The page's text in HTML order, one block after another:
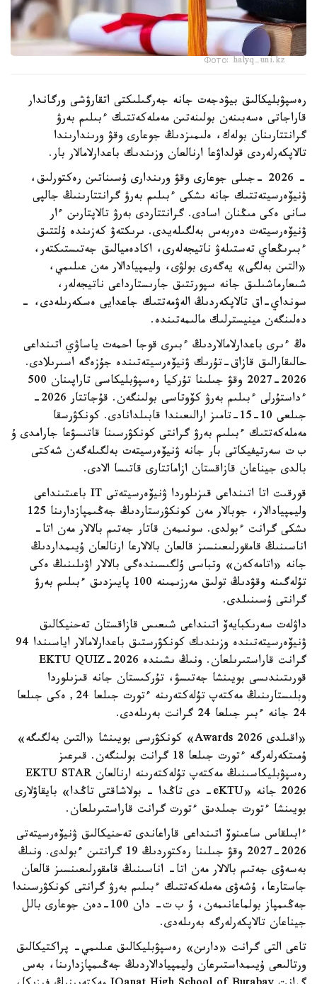
Фото: halyq-uni.kz
رەسپۋبليكالىق بيۋدجەت جانە جەرگىلىكتى اتقارۋشى ورگاندار
قاراجاتى ەسەبىنەن بولىنەتىن مەملەكەتتىك ءبىلىم بەرۋ
گرانتتارىنان بولەك، ەلىمىزدىڭ جوعارى وقۋ ورىندارىندا
تالاپكەرلەردى قولداۋعا ارنالعان وزىندىك باعدارلامالار بار.
- 2026 -جىلى جوعارى وقۋ ورىندارى ۇسىناتىن رەكتورلىق،
ۋنيۆەرسيتەتتىك جانە ىشكى ءبىلىم بەرۋ گرانتتارىنىڭ جالپى
سانى ەكى مىڭنان اسادى. گرانتتاردى بەرۋ تالاپتارىن ءار
ۋنيۆەرسيتەت دەربەس بەلگىلەيدى. ىرىكتەۋ كەزىندە ۇلتتىق
ءبىرىڭعاي تەستىلەۋ ناتيجەلەرى، اكادەميالىق جەتىستىكتەر،
«التىن بەلگى» يەگەرى بولۋى، وليمپيادالار مەن عىلىمي،
شىعارماشىلىق جانە سپورتتىق جارىستارداعى ناتيجەلەر،
سونداي-اق تالاپكەردىڭ الەۋمەتتىك جاعدايى ەسكەرىلەدى، -
دەلىنگەن مينيسترلىك مالىمەتىندە.
ەڭ ءىرى باعدارلامالاردىڭ ءبىرى قوجا احمەت ياساۋي اتىنداعى
حالىقارالىق قازاق-تۇرىك ۋنيۆەرسيتەتىندە جۇزەگە اسىرىلادى.
2026-2027 وقۋ جىلىنا تۇركيا رەسپۋبليكاسى تاراپىنان 500
ءداستۇرلى ءبىلىم بەرۋ كۆوتاسى بولىنگەن. قۇجاتتار 2026-
جىلعى 10-15-تامىز ارالىعىندا قابىلدانادى. كونكۋرسقا
مەملەكەتتىك ءبىلىم بەرۋ گرانتى كونكۋرسىنا قاتىسۋعا جارامدى ۇ
ب ت سەرتيفيكاتى بار جانە ۋنيۆەرسيتەت بەلگىلەگەن شەكتى
بالدى جيناعان قازاقستان ازاماتتارى قاتىسا الادى.
قورقىت اتا اتىنداعى قىزىلوردا ۋنيۆەرسيتەتى IT باعىتىنداعى
وليمپيادالار، جوبالار مەن كونكۋرستاردىڭ جەڭىمپازدارىنا 125
ىشكى گرانت ءبولدى. سونىمەن قاتار جەتىم بالالار مەن اتا-
اناسىنىڭ قامقورلىعىنسىز قالعان بالالارعا ارنالعان ۇيىمداردىڭ
جانە «اتامەكەن» وتباسى ۇلگىسىندەگى بالالار اۋىلىنىڭ ەكى
تۇلەگىنە وقۋدىڭ تولىق مەرزىمىنە 100 پايىزدىق ءبىلىم بەرۋ
گرانتى ۇسىنىلدى.
داۋلەت سەرىكبايەۆ اتىنداعى شىعىس قازاقستان تەحنيكالىق
ۋنيۆەرسيتەتىندە وزىندىك كونكۋرستىق باعدارلامالار اياسىندا 94
گرانت قاراستىرىلعان. ونىڭ ىشىندە EKTU QUIZ-2026
قورىتىندىسى بويىنشا جەتىسۋ، تۇركىستان جانە قىزىلوردا
وبلىستارىنىڭ مەكتەپ تۇلەكتەرىنە ءتورت جىلعا 24, ەكى جىلعا
24 جانە ءبىر جىلعا 24 گرانت بەرىلەدى.
«اقىلدى Awards 2026» كونكۋرسى بويىنشا «التىن بەلگىگە»
ۇمىتكەرلەرگە ءتورت جىلعا 18 گرانت بولىنگەن. قىرعىز
رەسپۋبليكاسىنىڭ مەكتەپ تۇلەكتەرىنە ارنالعان EKTU STAR
2026 جانە «eKTU- دى تاڭدا - بولاشاقتى تاڭدا» بايقاۋلارى
بويىنشا ءتورت جىلدىق ءتورت گرانت قاراستىرىلعان.
ءابىلقاس ساعىنوۆ اتىنداعى قاراعاندى تەحنيكالىق ۋنيۆەرسيتەتى
2026-2027 وقۋ جىلىنا رەكتوردىڭ 19 گرانتىن ءبولدى. ونىڭ
بەسەۋى جەتىم بالالار مەن اتا- اناسىنىڭ قامقورلىعىنسىز قالعان
جاستارعا، ۇشەۋى مەملەكەتتىك ءبىلىم بەرۋ گرانتى كونكۋرسىندا
جەڭىمپاز بولماعانىمەن، ۇ ب ت- دان 100-دەن جوعارى بالل
جيناعان تالاپكەرلەرگە بەرىلەدى.
تاعى التى گرانت «دارىن» رەسپۋبليكالىق عىلىمي- پراكتيكالىق
ورتالىعى ۇيىمداستىرعان وليمپيادالاردىڭ جەڭىمپازدارىنا، بەس